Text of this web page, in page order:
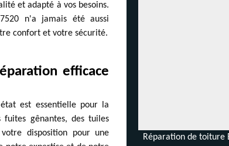
et adapté à vos besoins.
n'a jamais été aussi
confort et votre sécurité.
efficace
est essentielle pour la
gênantes, des tuiles
disposition pour une
Réparation de toiture